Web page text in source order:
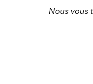
Nous vous